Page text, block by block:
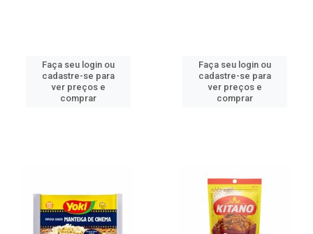
Faça seu login ou
cadastre-se para
ver preços e
comprar
Faça seu login ou
cadastre-se para
ver preços e
comprar